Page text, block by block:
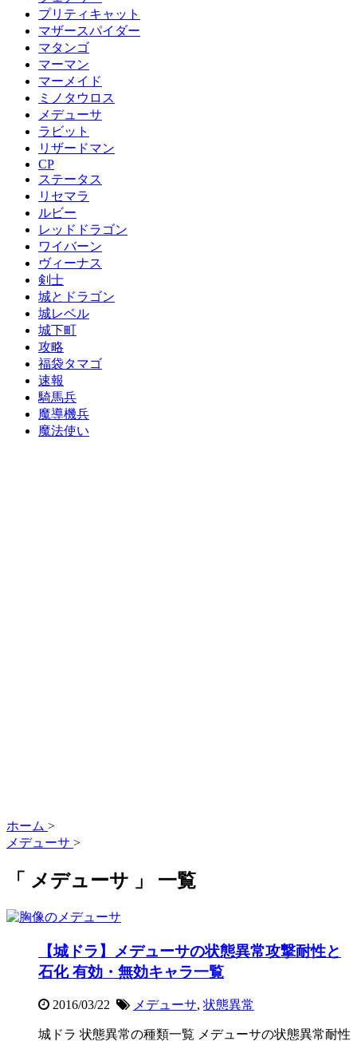
プリティキャット
マザースパイダー
マタンゴ
マーマン
マーメイド
ミノタウロス
メデューサ
ラビット
リザードマン
CP
ステータス
リセマラ
ルビー
レッドドラゴン
ワイバーン
ヴィーナス
剣士
城とドラゴン
城レベル
城下町
攻略
福袋タマゴ
速報
騎馬兵
魔導機兵
魔法使い
ホーム >
メデューサ >
「 メデューサ 」 一覧
【城ドラ】メデューサの状態異常攻撃耐性と
石化 有効・無効キャラ一覧
2016/03/22 メデューサ, 状態異常
城ドラ 状態異常の種類一覧 メデューサの状態異常耐性